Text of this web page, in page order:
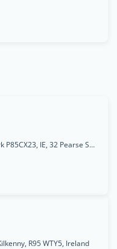
32 Pearse Street, Clonakilty, Co. Cork P85CX23, IE, 32 Pearse Street, Clonakilty, Co. Cork P85CX23,
R95 WTY5, Ireland